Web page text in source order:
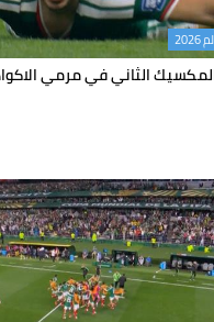
الثاني في مرمي